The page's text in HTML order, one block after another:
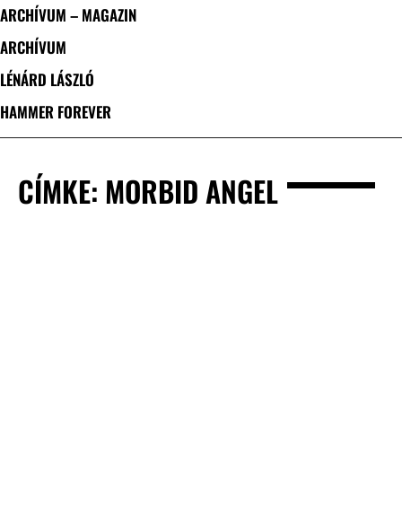
ARCHÍVUM – MAGAZIN
ARCHÍVUM
LÉNÁRD LÁSZLÓ
HAMMER FOREVER
CÍMKE: MORBID ANGEL